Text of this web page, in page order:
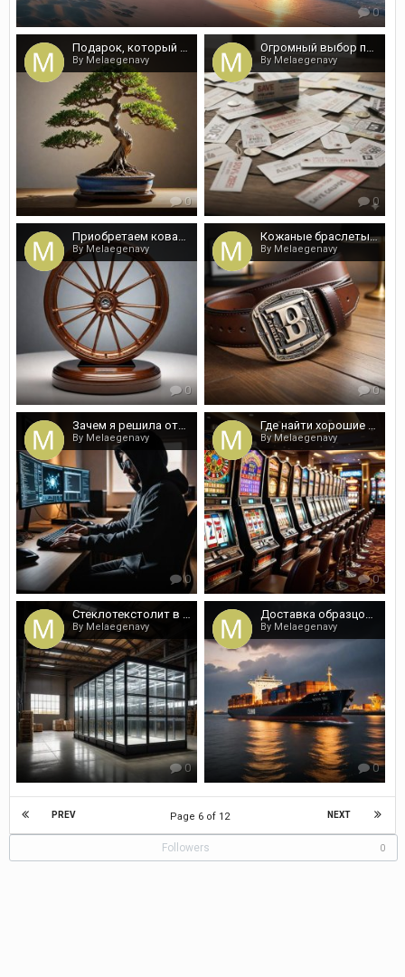
0
Подарок, который растёт: почему бонсай вытесняет букеты
By Melaegenavy
0
Огромный выбор промо кодов от сотен магазинов
By Melaegenavy
0
Приобретаем кованные диски по выгодной стоимости
By Melaegenavy
0
Кожаные браслеты единичного производства по разумным ценам
By Melaegenavy
0
Зачем я решила отправиться к хакеру? Рассказываю
By Melaegenavy
0
Где найти хорошие игровые слоты
By Melaegenavy
0
Стеклотекстолит в огромном ассортименте по выгодным ценам
By Melaegenavy
0
Доставка образцов продукции для оценки качества и сертификации
By Melaegenavy
0
PREV NEXT
Page 6 of 12
Followers 0